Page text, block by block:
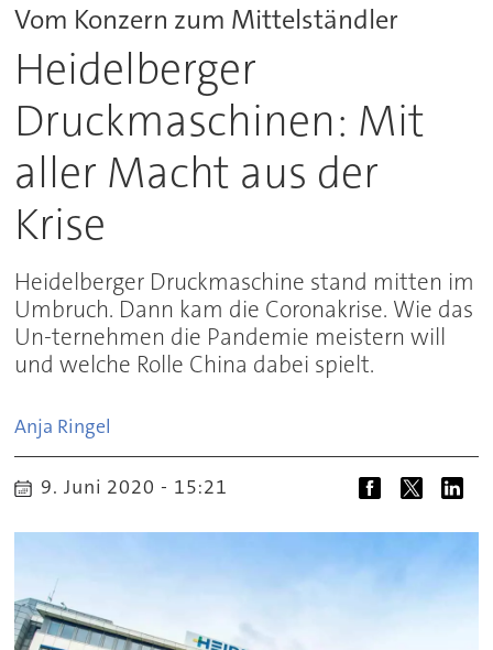
Vom Konzern zum Mittelständler
Heidelberger
Druckmaschinen: Mit
aller Macht aus der
Krise
Heidelberger Druckmaschine stand mitten im
Umbruch. Dann kam die Coronakrise. Wie das
Un-ternehmen die Pandemie meistern will
und welche Rolle China dabei spielt.
Anja Ringel
9. Juni 2020 - 15:21